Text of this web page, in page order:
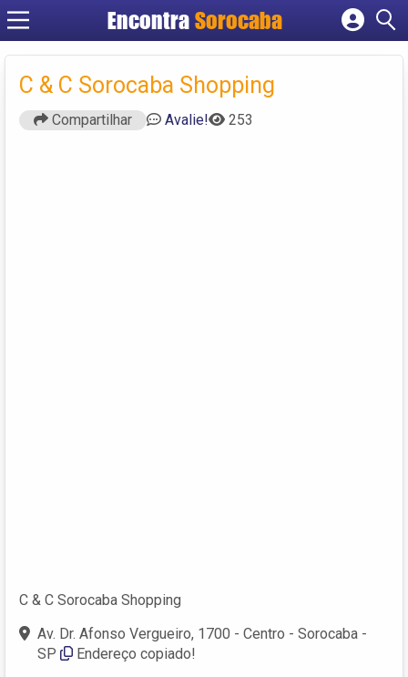
EncontraSorocaba
Cadastrar empresa
Criar conta
C & C Sorocaba Shopping
Compartilhar Avalie! 253
C & C Sorocaba Shopping
Av. Dr. Afonso Vergueiro, 1700 - Centro - Sorocaba -
SP
Endereço copiado!